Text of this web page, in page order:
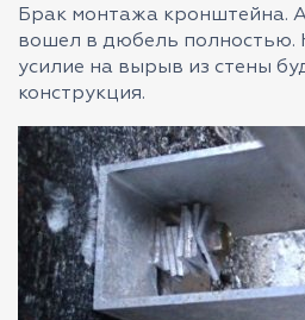
Брак монтажа кронштейна.
вошел в дюбель полностью.
усилие на вырыв из стены
конструкция.